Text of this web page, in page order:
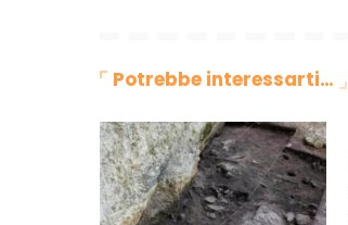
Potrebbe interessarti…